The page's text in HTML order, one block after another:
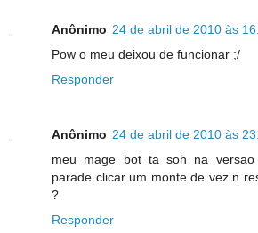
Anônimo 24 de abril de 2010 às
Pow o meu deixou de funcionar ;/
Responder
Anônimo 24 de abril de 2010 às
meu mage bot ta soh na
parade clicar um monte de vez n
?
Responder